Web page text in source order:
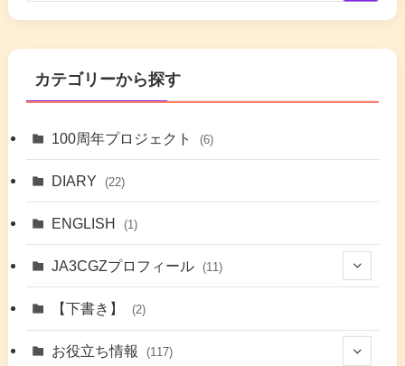
カテゴリーから探す
100周年プロジェクト (6)
DIARY (22)
ENGLISH (1)
JA3CGZプロフィール (11)
(7)
【下書き】 (2)
お役立ち情報 (117)